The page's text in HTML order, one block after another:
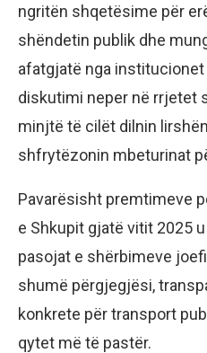
ngritën shqetësime për
shëndetin publik dhe
afatgjatë nga
diskutimi neper në rrjetet
minjtë të cilët dilnin
shfrytëzonin mbeturinat
Pavarësisht premtimeve
e Shkupit gjatë vitit 2025
pasojat e shërbimeve
shumë përgjegjësi,
konkrete për transport
qytet më të pastër.